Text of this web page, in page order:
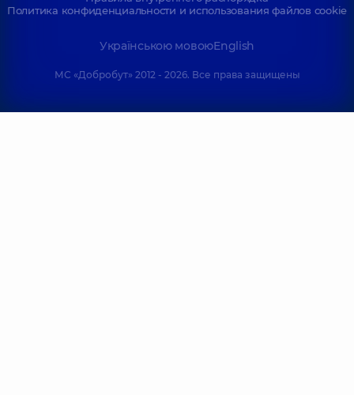
Политика конфиденциальности и использования файлов cookie
Українською мовоюEnglish
МС «Добробут» 2012 - 2026. Все права защищены